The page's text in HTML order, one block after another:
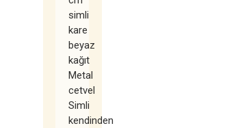
simli
kare
beyaz
kağıt
Metal
cetvel
Simli
kendinden